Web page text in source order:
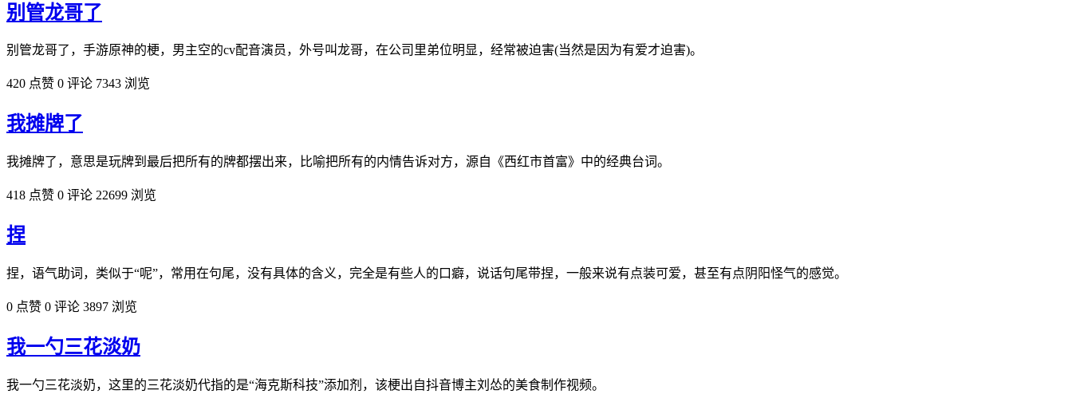
别管龙哥了
别管龙哥了，手游原神的梗，男主空的cv配音演员，外号叫龙哥，在公司里弟位明显，经常被迫害(当然是因为有爱才迫害)。
420 点赞 0 评论 7343 浏览
我摊牌了
我摊牌了，意思是玩牌到最后把所有的牌都摆出来，比喻把所有的内情告诉对方，源自《西红市首富》中的经典台词。
418 点赞 0 评论 22699 浏览
捏
捏，语气助词，类似于“呢”，常用在句尾，没有具体的含义，完全是有些人的口癖，说话句尾带捏，一般来说有点装可爱，甚至有点阴阳怪气的感觉。
0 点赞 0 评论 3897 浏览
我一勺三花淡奶
我一勺三花淡奶，这里的三花淡奶代指的是“海克斯科技”添加剂，该梗出自抖音博主刘怂的美食制作视频。